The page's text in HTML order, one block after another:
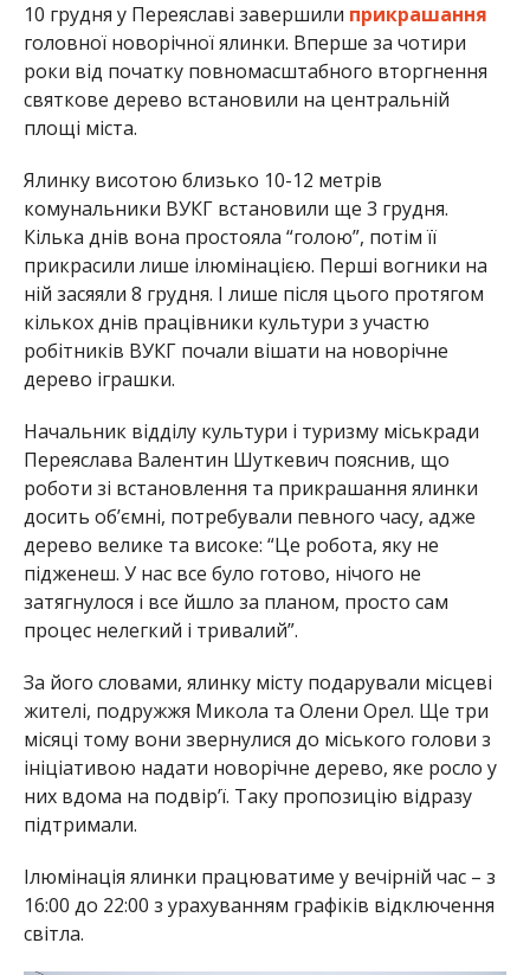
10 грудня у Переяславі завершили прикрашання
головної новорічної ялинки. Вперше за чотири
роки від початку повномасштабного вторгнення
святкове дерево встановили на центральній
площі міста.
Ялинку висотою близько 10-12 метрів
комунальники ВУКГ встановили ще 3 грудня.
Кілька днів вона простояла “голою”, потім її
прикрасили лише ілюмінацією. Перші вогники на
ній засяяли 8 грудня. І лише після цього протягом
кількох днів працівники культури з участю
робітників ВУКГ почали вішати на новорічне
дерево іграшки.
Начальник відділу культури і туризму міськради
Переяслава Валентин Шуткевич пояснив, що
роботи зі встановлення та прикрашання ялинки
досить об’ємні, потребували певного часу, адже
дерево велике та високе: “Це робота, яку не
підженеш. У нас все було готово, нічого не
затягнулося і все йшло за планом, просто сам
процес нелегкий і тривалий”.
За його словами, ялинку місту подарували місцеві
жителі, подружжя Микола та Олени Орел. Ще три
місяці тому вони звернулися до міського голови з
ініціативою надати новорічне дерево, яке росло у
них вдома на подвір’ї. Таку пропозицію відразу
підтримали.
Ілюмінація ялинки працюватиме у вечірній час – з
16:00 до 22:00 з урахуванням графіків відключення
світла.